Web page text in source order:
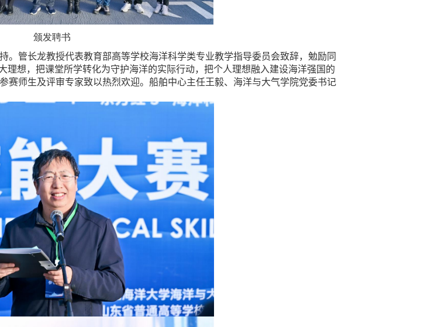
颁发聘书
。管长龙教授代表教育部高等学校海洋科学类专业教学指导委员会致辞，勉励同
理想，把课堂所学转化为守护海洋的实际行动，把个人理想融入建设海洋强国的
赛师生及评审专家致以热烈欢迎。船舶中心主任王毅、 海洋与大气学院党委书记